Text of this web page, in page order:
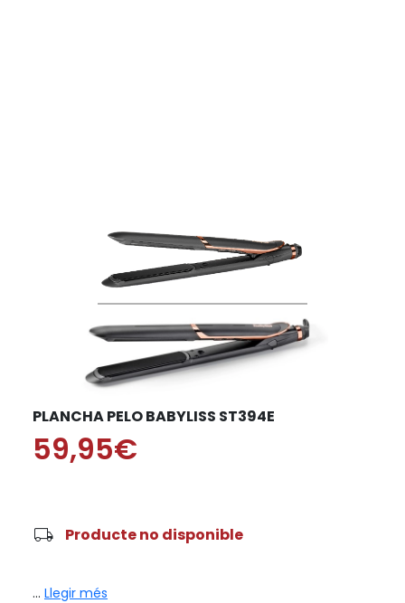
PLANCHA PELO BABYLISS ST394E
59,95€
local_shipping Producte no disponible
... Llegir més